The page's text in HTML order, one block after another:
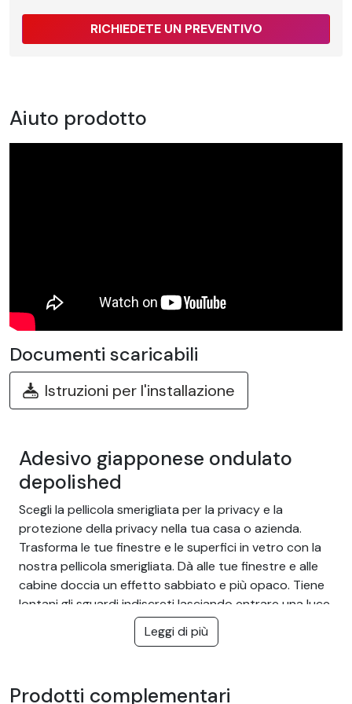
RICHIEDETE UN PREVENTIVO
Aiuto prodotto
Documenti scaricabili
Istruzioni per l'installazione
Adesivo giapponese ondulato
depolished
Scegli la pellicola smerigliata per la privacy e la
protezione della privacy nella tua casa o azienda.
Trasforma le tue finestre e le superfici in vetro con la
nostra pellicola smerigliata. Dà alle tue finestre e alle
cabine doccia un effetto sabbiato e più opaco. Tiene
lontani gli sguardi indiscreti lasciando entrare una luce
soffusa. Ideale per preservare la tua privacy senza
oscurare la stanza e proteggerti dagli sguardi esterni.
smerigliata:
Leggi di più
Prodotti complementari